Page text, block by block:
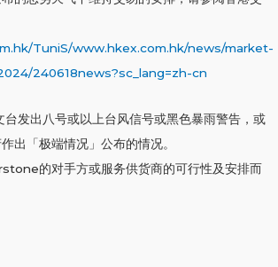
TuniS/www.hkex.com.hk/news/market-
240618news?sc_lang=zh-cn
台发出八号或以上台风信号或黑色暴雨警告，或
出「极端情况」公布的情况。
的对手方或服务供货商的可行性及安排而